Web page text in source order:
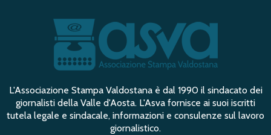
L'Associazione Stampa Valdostana è dal 1990 il sindacato dei
giornalisti della Valle d'Aosta. L'Asva fornisce ai suoi iscritti
tutela legale e sindacale, informazioni e consulenze sul lavoro
giornalistico.